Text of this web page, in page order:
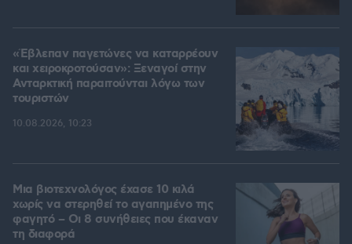
«Έβλεπαν παγετώνες να καταρρέουν
και χειροκροτούσαν»: Ξεναγοί στην
Ανταρκτική παραιτούνται λόγω των
τουριστών
10.08.2026, 10:23
Μια βιοτεχνολόγος έχασε 10 κιλά
χωρίς να στερηθεί το αγαπημένο της
φαγητό – Οι 8 συνήθειες που έκαναν
τη διαφορά